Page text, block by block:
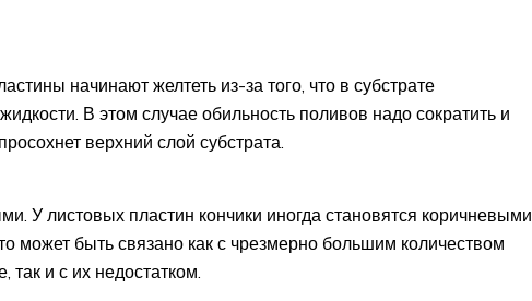
начинают желтеть из-за того, что в субстрате
В этом случае обильность поливов надо сократить и
верхний слой субстрата.
У листовых пластин кончики иногда становятся коричневыми
может быть связано как с чрезмерно большим количеством
так и с их недостатком.